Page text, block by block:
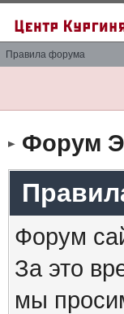
Правила форума
Форум
Форум
За это
мы